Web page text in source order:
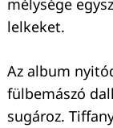
mélysége
lelkeket.
Az album
fülbemászó
sugároz.